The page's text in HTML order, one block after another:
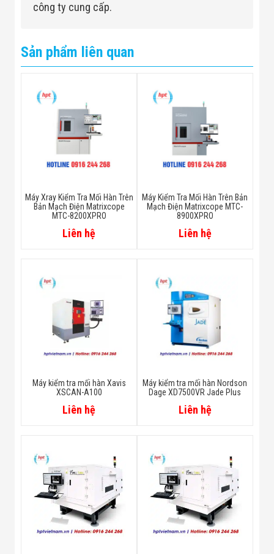
công ty cung cấp.
Sản phẩm liên quan
Máy Xray Kiểm Tra Mối Hàn Trên
Bản Mạch Điện Matrixcope
MTC-8200XPRO
Liên hệ
Máy Kiểm Tra Mối Hàn Trên Bản
Mạch Điện Matrixcope MTC-
8900XPRO
Liên hệ
Máy kiểm tra mối hàn Xavis
XSCAN-A100
Liên hệ
Máy kiểm tra mối hàn Nordson
Dage XD7500VR Jade Plus
Liên hệ